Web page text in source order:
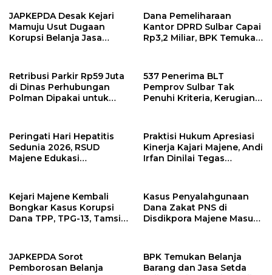
Perkebunan Sulbar
JAPKEPDA Desak Kejari
Mamuju Usut Dugaan
Korupsi Belanja Jasa
Kelebihan Pembayaran
Rp146,4 Juta
Dana Pemeliharaan
Kantor DPRD Sulbar Capai
Rp3,2 Miliar, BPK Temukan
Retribusi Parkir Rp59 Juta
di Dinas Perhubungan
Polman Dipakai untuk
537 Penerima BLT
Pemprov Sulbar Tak
Penuhi Kriteria, Kerugian
Peringati Hari Hepatitis
Sedunia 2026, RSUD
Majene Edukasi
Pencegahan Hepatitis
Praktisi Hukum Apresiasi
Kinerja Kajari Majene, Andi
Irfan Dinilai Tegas
Kejari Majene Kembali
Bongkar Kasus Korupsi
Dana TPP, TPG-13, Tamsil-
Kasus Penyalahgunaan
Dana Zakat PNS di
Disdikpora Majene Masuk
Tersangkanya?
JAPKEPDA Sorot
Pemborosan Belanja
BPK Temukan Belanja
Barang dan Jasa Setda